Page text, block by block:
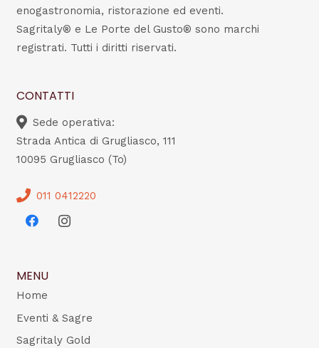
enogastronomia, ristorazione ed eventi.
Sagritaly® e Le Porte del Gusto® sono marchi
registrati. Tutti i diritti riservati.
CONTATTI
Sede operativa:
Strada Antica di Grugliasco, 111
10095 Grugliasco (To)
011 0412220
MENU
Home
Eventi & Sagre
Sagritaly Gold